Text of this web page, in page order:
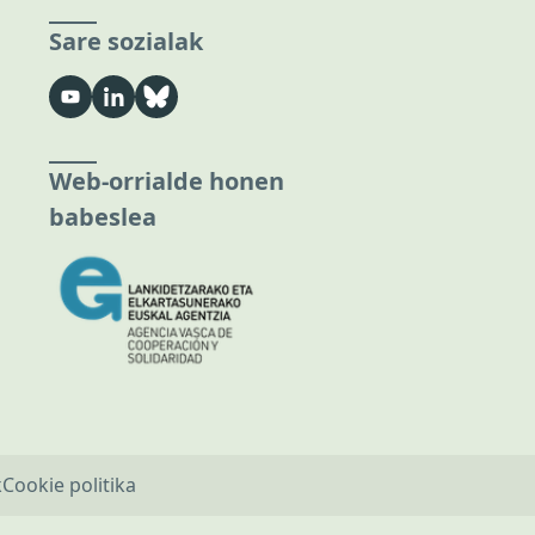
Sare sozialak
Web-orrialde honen
babeslea
Cookie politika